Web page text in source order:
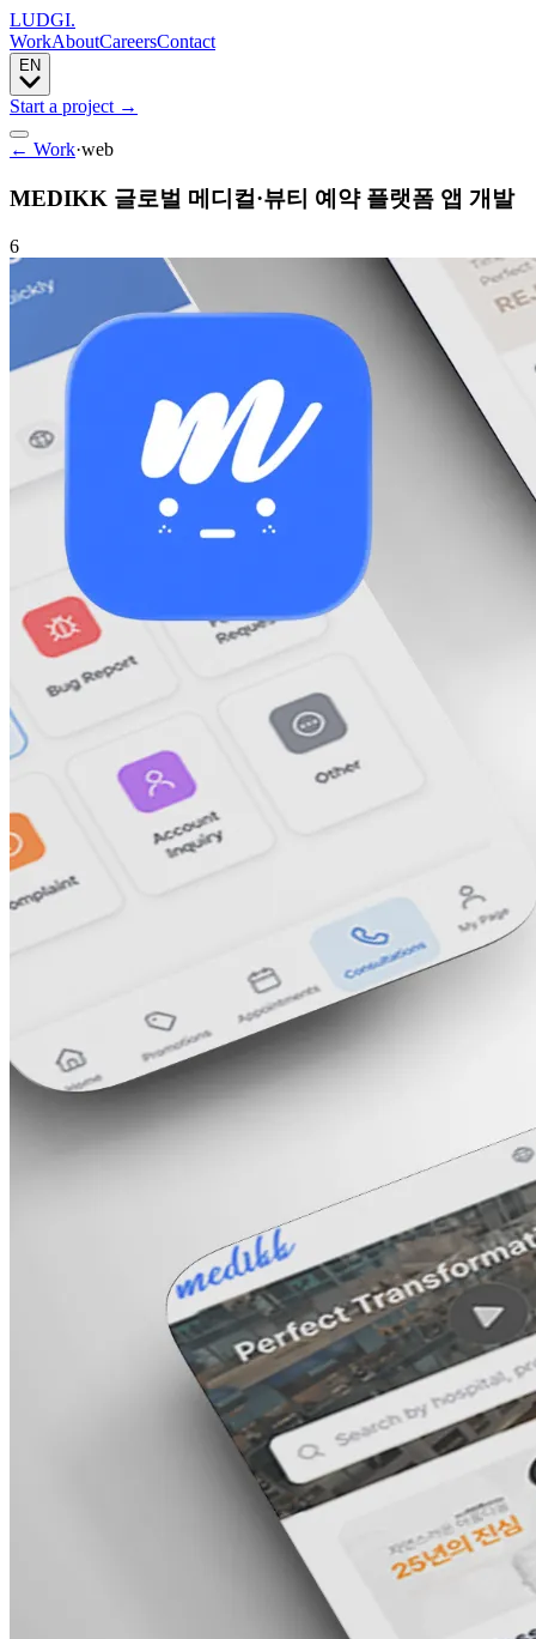
LUDGI.
WorkAboutCareersContact
EN
Start a project →
← Work·web
MEDIKK 글로벌 메디컬·뷰티 예약 플랫폼 앱 개발
6